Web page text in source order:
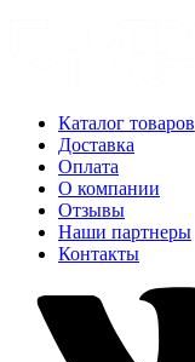
Каталог товаров
Доставка
Оплата
О компании
Отзывы
Наши партнеры
Контакты